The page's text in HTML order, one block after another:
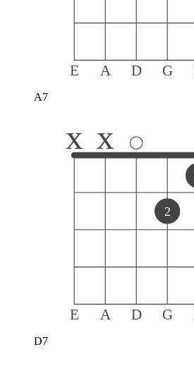
E A D G
A7
E A D G
x x
2
D7